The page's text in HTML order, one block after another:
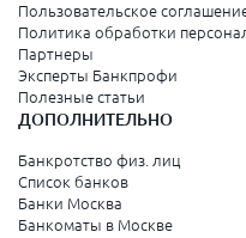
Санкт-Петербург и
Колпино
Санкт-Петербург
Краснодарский край
Пользовательское
Политика обработки
Партнеры
Эксперты Банкпрофи
Полезные статьи
ДОПОЛНИТЕЛЬНО
Банкротство физ. лиц
Список банков
Банки Москва
Банкоматы в Москве